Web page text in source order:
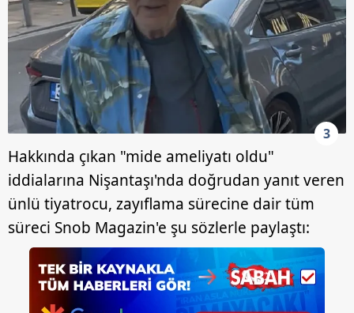
3
Hakkında çıkan "mide ameliyatı oldu"
iddialarına Nişantaşı'nda doğrudan yanıt veren
ünlü tiyatrocu, zayıflama sürecine dair tüm
süreci Snob Magazin'e şu sözlerle paylaştı: